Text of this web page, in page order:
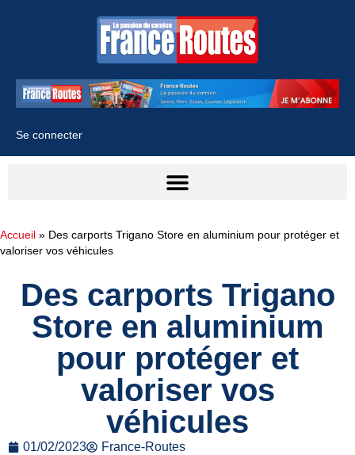
Se connecter
Accueil » Des carports Trigano Store en aluminium pour protéger et
valoriser vos véhicules
Des carports Trigano
Store en aluminium
pour protéger et
valoriser vos
véhicules
01/02/2023 France-Routes